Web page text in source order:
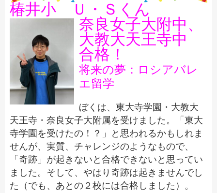
椿井小 Ｕ・Ｓくん
奈良女子大附中、
大教大天王寺中
合格！
将来の夢：ロシアバレ
エ留学
ぼくは、東大寺学園・大教大
天王寺・奈良女子大附属を受けました。「東大
寺学園を受けたの！？」と思われるかもしれま
せんが、実質、チャレンジのようなもので、
「奇跡」が起きないと合格できないと思ってい
ました。そして、やはり奇跡は起きませんでし
た（でも、あとの２校には合格しました）。